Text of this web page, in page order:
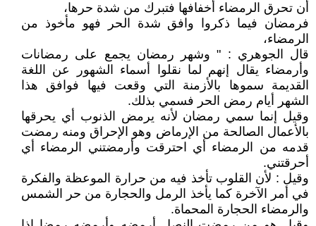
أن تحرق الرمضاء أخفافها فتبرك من شدة حرها،
فرمضان فيما ذكروا وافق شدة الحر فهو مأخوذ من
الرمضاء،
قال الجوهري : " وشهر رمضان يجمع على رمضانات
وأرمضاء يقال إنهم لما نقلوا أسماء الشهور عن اللغة
القديمة سموها بالأزمنة التي وقعت فيها فوافق هذا
الشهر أيام رمض الحر فسمي بذلك.
وقيل إنما سمي رمضان لأنه يرمض الذنوب أي يحرقها
بالأعمال الصالحة من الإرماض وهو الإحراق ومنه رمضت
قدمه من الرمضاء أي احترقت وأرمضتني الرمضاء أي
أحرقتني.
وقيل : لأن القلوب تأخذ فيه من حرارة الموعظة والفكرة
في أمر الآخرة كما يأخذ الرمل والحجارة من حر الشمس
والرمضاء الحجارة المحماة.